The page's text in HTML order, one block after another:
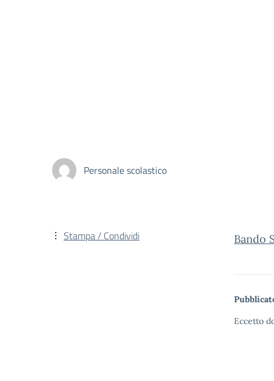
Personale scolastico
Bando
Eccetto
Stampa / Condividi